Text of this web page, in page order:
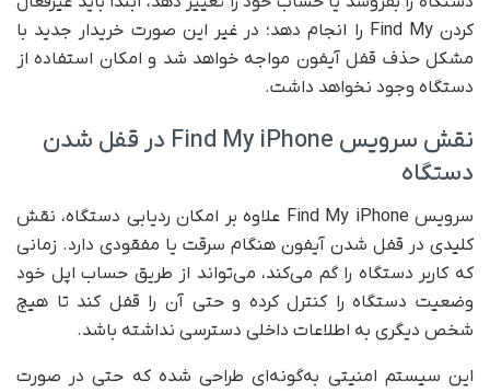
کردن Find My را انجام دهد؛ در غیر این صورت خریدار جدید با
مشکل حذف قفل آیفون مواجه خواهد شد و امکان استفاده از
دستگاه وجود نخواهد داشت.
نقش سرویس Find My iPhone در قفل شدن
دستگاه
سرویس Find My iPhone علاوه بر امکان ردیابی دستگاه، نقش
کلیدی در قفل شدن آیفون هنگام سرقت یا مفقودی دارد. زمانی
که کاربر دستگاه را گم می‌کند، می‌تواند از طریق حساب اپل خود
وضعیت دستگاه را کنترل کرده و حتی آن را قفل کند تا هیچ
شخص دیگری به اطلاعات داخلی دسترسی نداشته باشد.
این سیستم امنیتی به‌گونه‌ای طراحی شده که حتی در صورت